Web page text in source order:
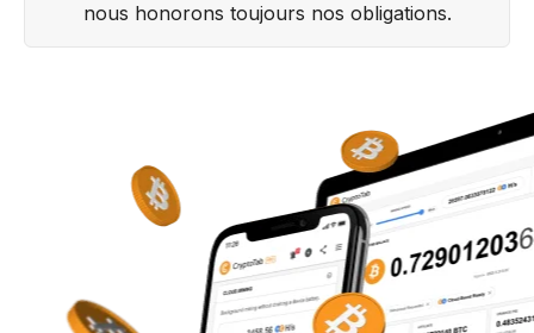
nous honorons toujours nos obligations.